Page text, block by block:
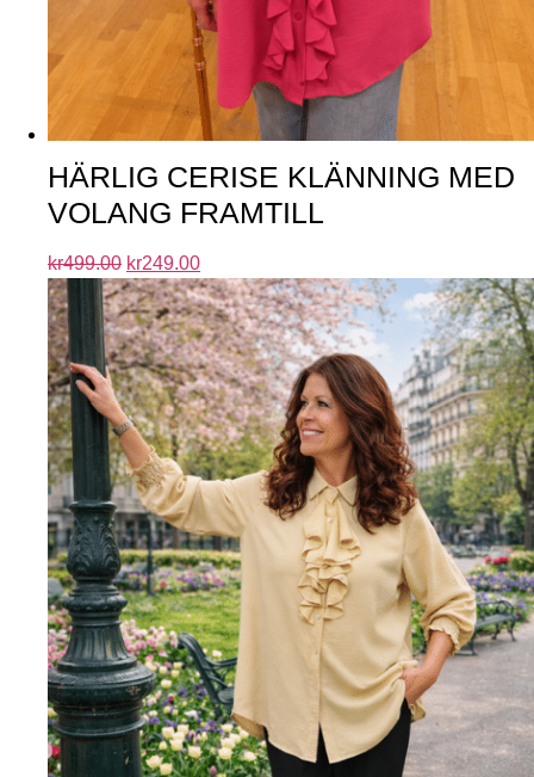
HÄRLIG CERISE KLÄNNING MED
VOLANG FRAMTILL
kr499.00 kr249.00